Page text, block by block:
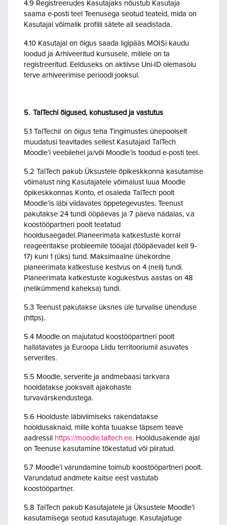
4.9 Registreerudes Kasutajaks nõustub Kasutaja
saama e-posti teel Teenusega seotud teateid, mida on
Kasutajal võimalik profiili sätete all seadistada.
4.10 Kasutajal on õigus saada ligipääs MOISi kaudu
loodud ja Arhiveeritud kursusele, millele on ta
registreeritud. Eelduseks on aktiivse Uni-ID olemasolu
terve arhiveerimise perioodi jooksul.
5. TalTechi õigused, kohustused ja vastutus
5.1 TalTechil on õigus teha Tingimustes ühepoolselt
muudatusi teavitades sellest Kasutajaid TalTech
Moodle’i veebilehel ja/või Moodle’is toodud e-posti teel.
5.2 TalTech pakub Üksustele õpikeskkonna kasutamise
võimalust ning Kasutajatele võimalust luua Moodle
õpikeskkonnas Konto, et osaleda TalTech poolt
Moodle’is läbi viidavates õppetegevustes. Teenust
pakutakse 24 tundi ööpäevas ja 7 päeva nädalas, v.a
koostööpartneri poolt teatatud
hooldusaegadel. Planeerimata katkestuste korral
reageeritakse probleemile tööajal (tööpäevadel kell 9-
17) kuni 1 (üks) tund. Maksimaalne ühekordne
planeerimata katkestuse kestvus on 4 (neli) tundi.
Planeerimata katkestuste kogukestvus aastas on 48
(nelikümmend kaheksa) tundi.
5.3 Teenust pakutakse üksnes üle turvalise ühenduse
(https).
5.4 Moodle on majutatud koostööpartneri poolt
hallatavates ja Euroopa Liidu territooriumil asuvates
serverites.
5.5 Moodle, serverite ja andmebaasi tarkvara
hooldatakse jooksvalt ajakohaste
turvavärskendustega.
5.6 Hoolduste läbiviimiseks rakendatakse
hooldusaknaid, mille kohta tuuakse täpsem teave
aadressil https://moodle.taltech.ee. Hooldusakende ajal
on Teenuse kasutamine tõkestatud või piiratud.
5.7 Moodle’i varundamine toimub koostööpartneri poolt.
Varundatud andmete kaitse eest vastutab
koostööpartner.
5.8 TalTech pakub Kasutajatele ja Üksustele Moodle’i
kasutamisega seotud kasutajatuge. Kasutajatuge